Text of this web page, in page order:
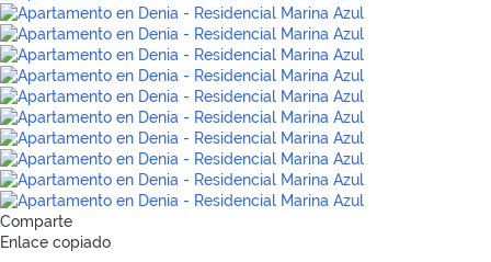
Comparte
Enlace copiado